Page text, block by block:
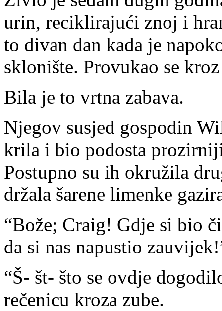
urin, reciklirajući znoj i
to divan dan kada je
sklonište. Provukao se
Bila je to vrtna zabava.
Njegov susjed gospodin
krila i bio podosta
Postupno su ih okružila
držala šarene limenke
“Bože; Craig! Gdje si bio
da si nas napustio
“Š- št- što se ovdje
rečenicu kroza zube.